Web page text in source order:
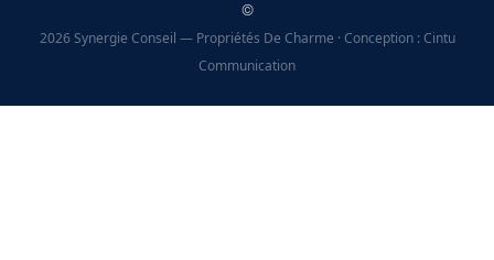
©
2026 Synergie Conseil — Propriétés De Charme · Conception : Cintu
Communication